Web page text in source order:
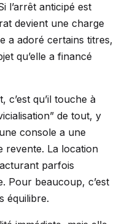
l’arrêt anticipé est
devient une charge
a adoré certains titres,
qu’elle a financé
c’est qu’il touche à
de tout, y
console a une
revente. La location
parfois
Pour beaucoup, c’est
équilibre.